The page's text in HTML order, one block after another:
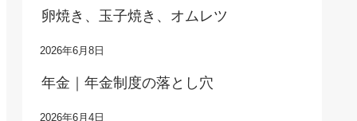
卵焼き、玉子焼き、オムレツ
2026年6月8日
年金｜年金制度の落とし穴
2026年6月4日